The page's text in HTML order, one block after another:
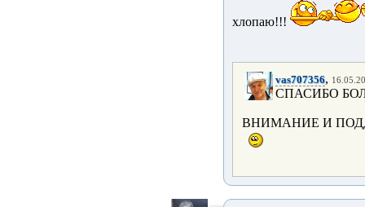
хлопаю!!!
vas707356,
СПАСИБО
ВНИМАНИЕ И